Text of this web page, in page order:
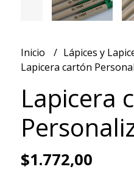
Inicio
Lápices y
Lapicera cartón
Lapicera
$1.772,00